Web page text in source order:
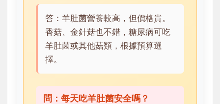
答：羊肚菌營養較高，但價格貴。
香菇、金針菇也不錯，糖尿病可吃
羊肚菌或其他菇類，根據預算選
擇。
問：每天吃羊肚菌安全嗎？